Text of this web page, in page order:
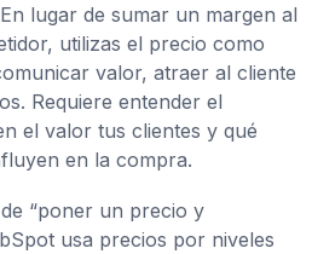
lugar de sumar un margen al
utilizas el precio como
valor, atraer al cliente
Requiere entender el
el valor tus clientes y qué
en la compra.
“poner un precio y
usa precios por niveles